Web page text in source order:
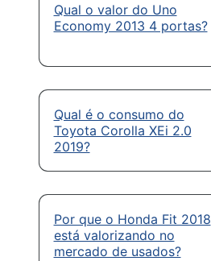
Qual o valor do Uno
Economy 2013 4 portas?
Qual é o consumo do
Toyota Corolla XEi 2.0
2019?
Por que o Honda Fit 2018
está valorizando no
mercado de usados?